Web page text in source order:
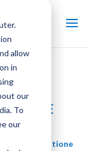
allow
in
our
To
our
per la gestione